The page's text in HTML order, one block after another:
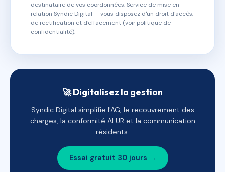
destinataire de vos coordonnées. Service de mise en
relation Syndic Digital — vous disposez d'un droit d'accès,
de rectification et d'effacement (voir politique de
confidentialité).
🚀 Digitalisez la gestion
Syndic Digital simplifie l'AG, le recouvrement des
charges, la conformité ALUR et la communication
résidents.
Essai gratuit 30 jours →